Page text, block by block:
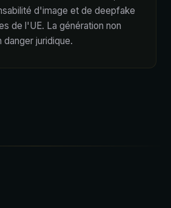
d'image et de deepfake
de l'UE. La génération non
juridique.